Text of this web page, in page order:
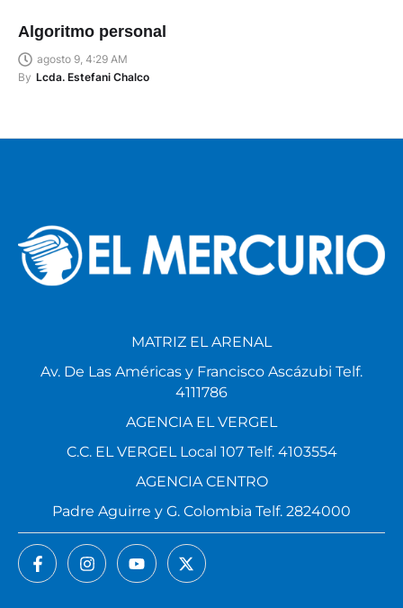
Algoritmo personal
agosto 9, 4:29 AM
By Lcda. Estefani Chalco
MATRIZ EL ARENAL
Av. De Las Américas y Francisco Ascázubi Telf.
4111786
AGENCIA EL VERGEL
C.C. EL VERGEL Local 107 Telf. 4103554
AGENCIA CENTRO
Padre Aguirre y G. Colombia Telf. 2824000